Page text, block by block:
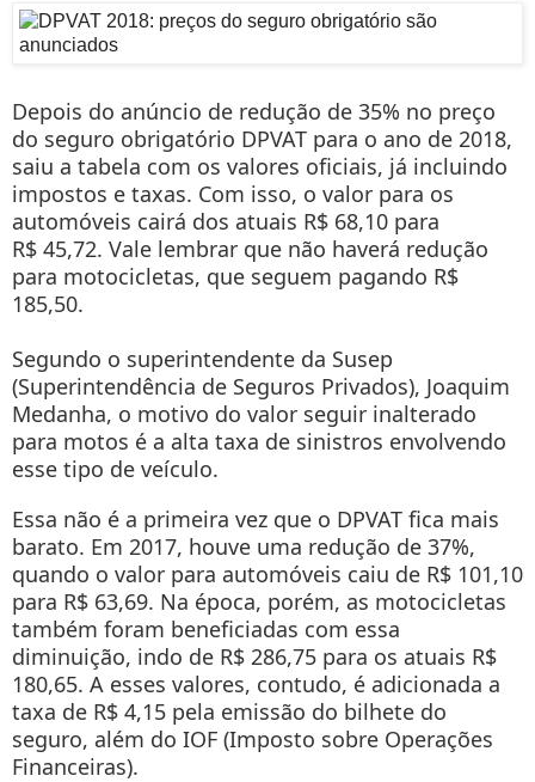
Depois do anúncio de redução de 35% no preço
do seguro obrigatório DPVAT para o ano de 2018,
saiu a tabela com os valores oficiais, já incluindo
impostos e taxas. Com isso, o valor para os
automóveis cairá dos atuais R$ 68,10 para
R$ 45,72. Vale lembrar que não haverá redução
para motocicletas, que seguem pagando R$
185,50.
Segundo o superintendente da Susep
(Superintendência de Seguros Privados), Joaquim
Medanha, o motivo do valor seguir inalterado
para motos é a alta taxa de sinistros envolvendo
esse tipo de veículo.
Essa não é a primeira vez que o DPVAT fica mais
barato. Em 2017, houve uma redução de 37%,
quando o valor para automóveis caiu de R$ 101,10
para R$ 63,69. Na época, porém, as motocicletas
também foram beneficiadas com essa
diminuição, indo de R$ 286,75 para os atuais R$
180,65. A esses valores, contudo, é adicionada a
taxa de R$ 4,15 pela emissão do bilhete do
seguro, além do IOF (Imposto sobre Operações
Financeiras).